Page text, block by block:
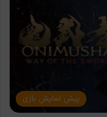
پیش نمایش بازی